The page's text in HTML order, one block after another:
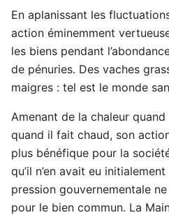
En aplanissant les
action éminemment
les biens pendant
de pénuries. Des vaches
maigres : tel est le monde
Amenant de la chaleur
quand il fait chaud, son
plus bénéfique pour la
qu’il n’en avait eu
pression gouvernementale
pour le bien commun. La